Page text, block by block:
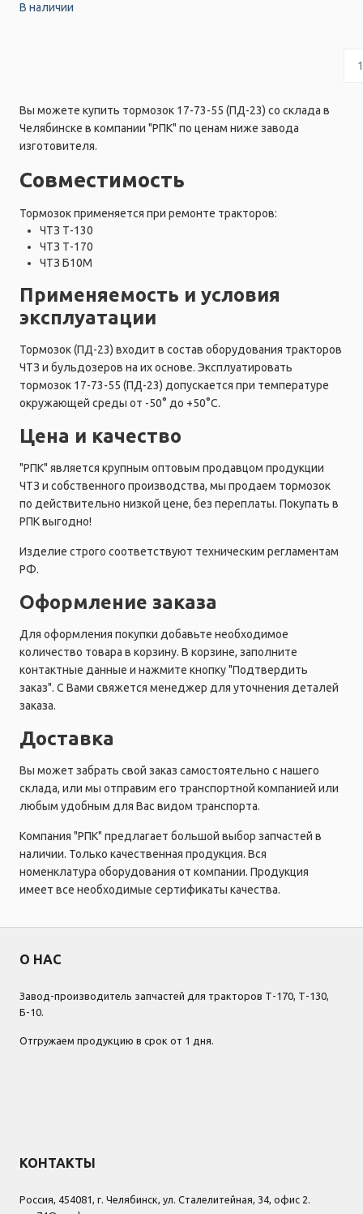
В наличии
Вы можете купить тормозок 17-73-55 (ПД-23) со склада в
Челябинске в компании "РПК" по ценам ниже завода
изготовителя.
Совместимость
Тормозок применяется при ремонте тракторов:
ЧТЗ Т-130
ЧТЗ Т-170
ЧТЗ Б10М
Применяемость и условия
эксплуатации
Тормозок (ПД-23) входит в состав оборудования тракторов
ЧТЗ и бульдозеров на их основе. Эксплуатировать
тормозок 17-73-55 (ПД-23) допускается при температуре
окружающей среды от -50° до +50°C.
Цена и качество
"РПК" является крупным оптовым продавцом продукции
ЧТЗ и собственного производства, мы продаем тормозок
по действительно низкой цене, без переплаты. Покупать в
РПК выгодно!
Изделие строго соответствуют техническим регламентам
РФ.
Оформление заказа
Для оформления покупки добавьте необходимое
количество товара в корзину. В корзине, заполните
контактные данные и нажмите кнопку "Подтвердить
заказ". С Вами свяжется менеджер для уточнения деталей
заказа.
Доставка
Вы может забрать свой заказ самостоятельно с нашего
склада, или мы отправим его транспортной компанией или
любым удобным для Вас видом транспорта.
Компания "РПК" предлагает большой выбор запчастей в
наличии. Только качественная продукция. Вся
номенклатура оборудования от компании. Продукция
имеет все необходимые сертификаты качества.
О НАС
Завод-производитель запчастей для тракторов Т-170, Т-130,
Б-10.
Отгружаем продукцию в срок от 1 дня.
КОНТАКТЫ
Россия, 454081, г. Челябинск, ул. Сталелитейная, 34, офис 2.